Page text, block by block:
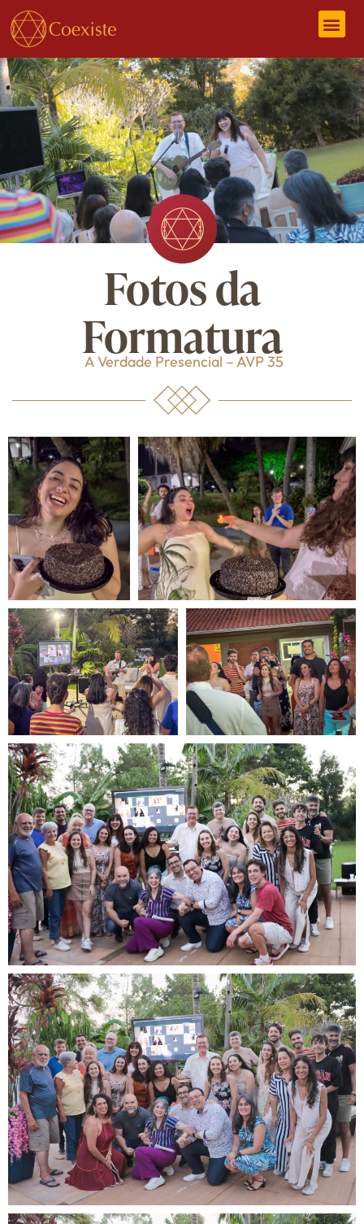
Fotos da
Formatura
A Verdade Presencial – AVP 35